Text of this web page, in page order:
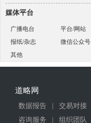
媒体平台
广播电台
平台/网站
报纸/杂志
微信公众号
其他
道略网
数据报告 交易对接
咨询服务
组织团队